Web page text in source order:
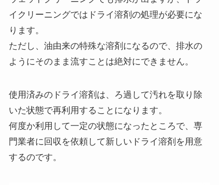
イクリーニングではドライ溶剤の処理が必要にな
ります。
ただし、油由来の特殊な溶剤になるので、排水の
ようにそのまま流すことは絶対にできません。
使用済みのドライ溶剤は、ろ過して汚れを取り除
いた状態で再利用することになります。
何度か利用して一定の状態になったところで、専
門業者に回収を依頼して新しいドライ溶剤を用意
するのです。